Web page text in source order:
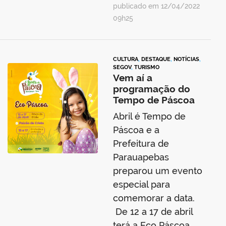
publicado em 12/04/2022
09h25
CULTURA, DESTAQUE, NOTÍCIAS,
SEGOV, TURISMO
Vem aí a
programação do
Tempo de Páscoa
Abril é Tempo de
Páscoa e a
Prefeitura de
Parauapebas
preparou um evento
especial para
comemorar a data.
De 12 a 17 de abril